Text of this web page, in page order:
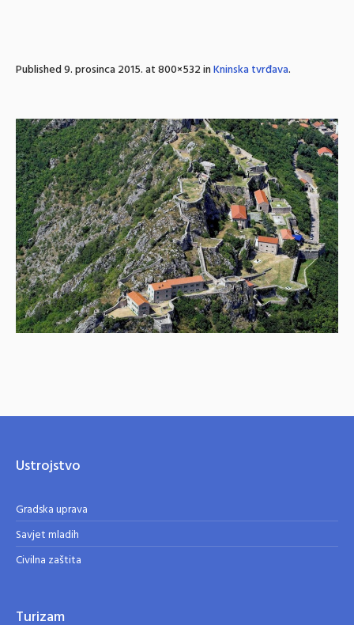
Published9. prosinca 2015.at 800×532 inKninska tvrđava.
Ustrojstvo
Gradska uprava
Savjet mladih
Civilna zaštita
Turizam